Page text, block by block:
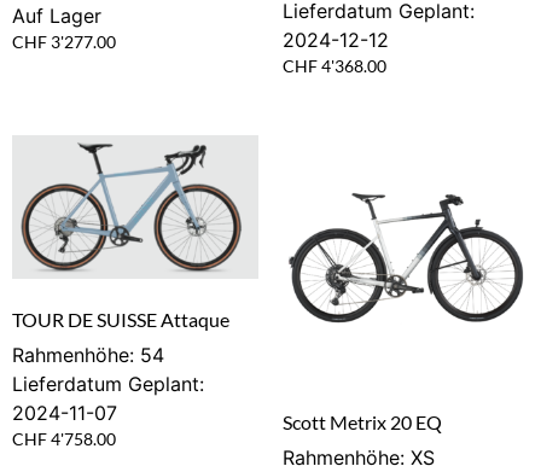
Auf Lager
CHF 3'277.00
Lieferdatum Geplant:
2024-12-12
CHF4'368.00
TOUR DE SUISSE Attaque
Rahmenhöhe: 54
Lieferdatum Geplant:
2024-11-07
CHF4'758.00
Scott Metrix 20 EQ
Rahmenhöhe: XS